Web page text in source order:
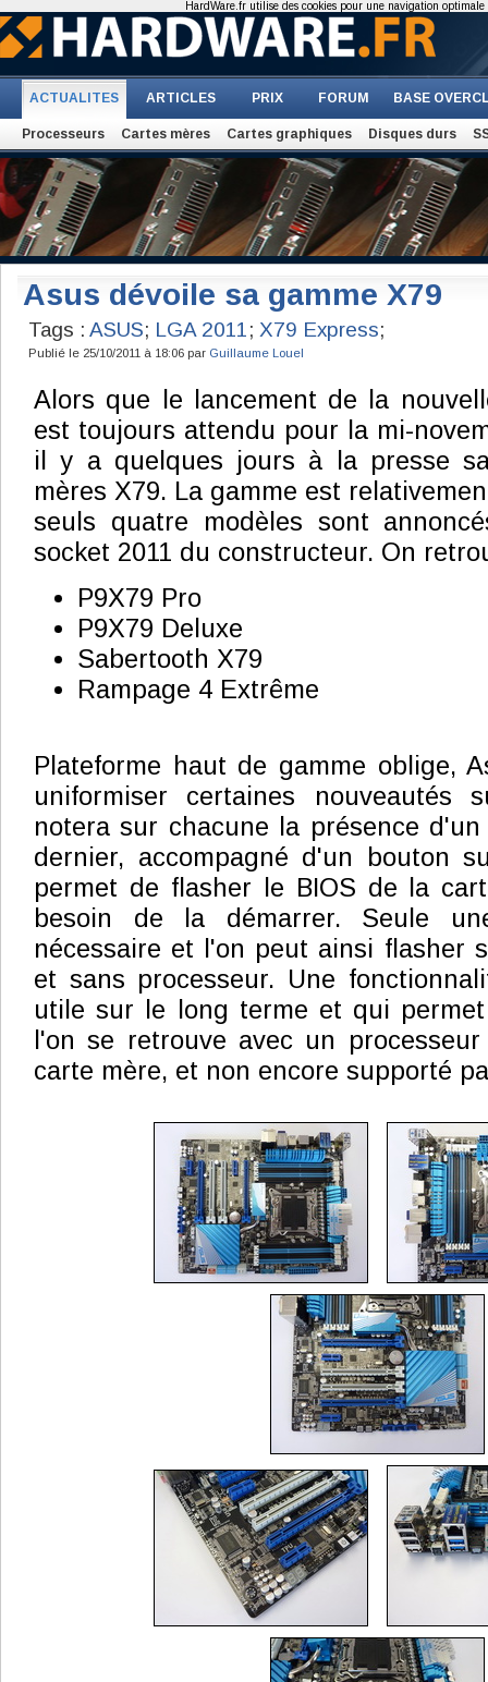
ACTUALITES ARTICLES PRIX FORUM BASE
Processeurs Cartes mères Cartes graphiques Disques durs
Asus dévoile sa gamme X79
Tags : ASUS; LGA 2011; X79 Express;
Publié le 25/10/2011 à 18:06 par Guillaume Louel
Alors que le lancement de la
est toujours attendu pour la mi-
il y a quelques jours à la presse
mères X79. La gamme est
seuls quatre modèles sont
socket 2011 du constructeur. On
P9X79 Pro
P9X79 Deluxe
Sabertooth X79
Rampage 4 Extrême
Plateforme haut de gamme oblige,
uniformiser certaines nouveautés
notera sur chacune la présence
dernier, accompagné d'un bouton
permet de flasher le BIOS de la
besoin de la démarrer. Seule
nécessaire et l'on peut ainsi flasher
et sans processeur. Une
utile sur le long terme et qui
l'on se retrouve avec un
carte mère, et non encore supporté
HardWare.fr utilise des cookies pour une navigation